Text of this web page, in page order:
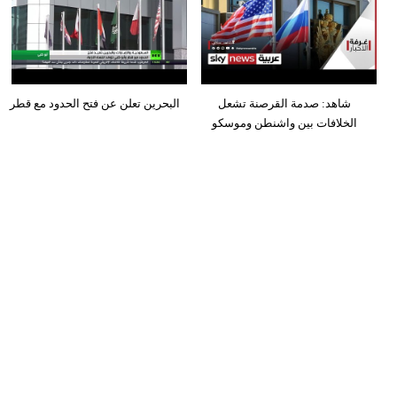
البحرين تعلن عن فتح الحدود مع قطر
شاهد: صدمة القرصنة تشعل
الخلافات بين واشنطن وموسكو